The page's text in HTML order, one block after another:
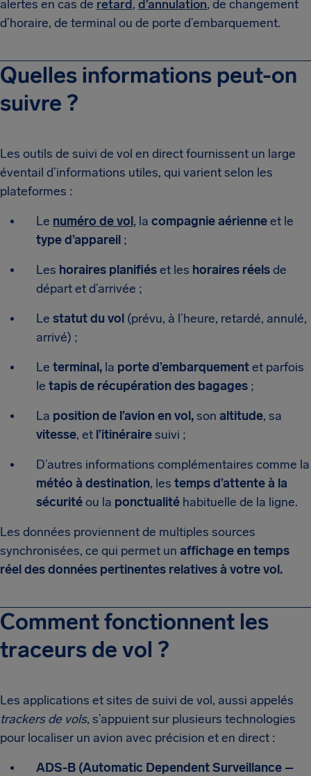
alertes en cas de retard, d’annulation, de changement
d’horaire, de terminal ou de porte d’embarquement.
Quelles informations peut-on
suivre ?
Les outils de suivi de vol en direct fournissent un large
éventail d’informations utiles, qui varient selon les
plateformes :
Le numéro de vol, la compagnie aérienneet le
type d’appareil ;
Les horaires planifiéset les horaires réelsde
départ et d’arrivée ;
Le statut du vol (prévu, à l’heure, retardé, annulé,
arrivé) ;
Le terminal, la porte d’embarquementet parfois
le tapis de récupération des bagages ;
La position de l’avion en vol,son altitude, sa
vitesse, et l’itinérairesuivi ;
D’autres informations complémentaires comme la
météo à destination, les temps d’attente à la
sécuritéou la ponctualité habituelle de la ligne.
Les données proviennent de multiples sources
synchronisées, ce qui permet un affichage en temps
réel des données pertinentes relatives à votre vol.
Comment fonctionnent les
traceurs de vol ?
Les applications et sites de suivi de vol, aussi appelés
trackers de vols, s’appuient sur plusieurs technologies
pour localiser un avion avec précision et en direct :
ADS-B (Automatic Dependent Surveillance –